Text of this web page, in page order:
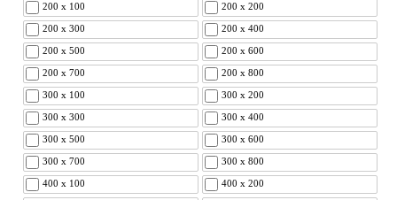
200 x 100 200 x 200
200 x 300 200 x 400
200 x 500 200 x 600
200 x 700 200 x 800
300 x 100 300 x 200
300 x 300 300 x 400
300 x 500 300 x 600
300 x 700 300 x 800
400 x 100 400 x 200